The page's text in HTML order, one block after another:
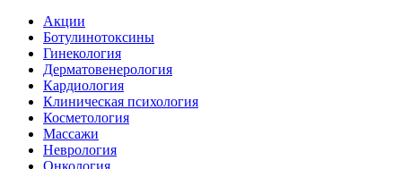
Акции
Ботулинотоксины
Гинекология
Дерматовенерология
Кардиология
Клиническая психология
Косметология
Массажи
Неврология
Онкология